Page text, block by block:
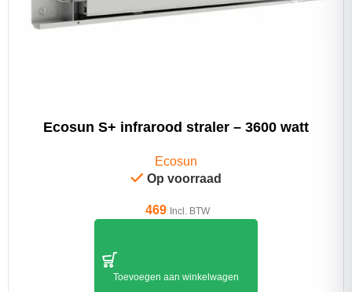
Ecosun S+ infrarood straler – 3600 watt
Ecosun
Op voorraad
469 Incl. BTW
Toevoegen aan winkelwagen